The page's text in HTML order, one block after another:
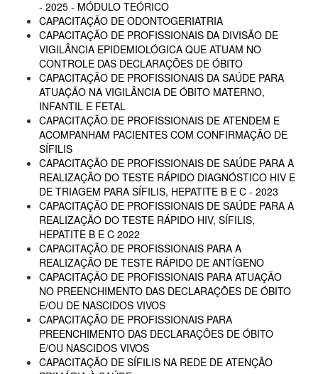
- 2025 - MÓDULO TEÓRICO
CAPACITAÇÃO DE ODONTOGERIATRIA
CAPACITAÇÃO DE PROFISSIONAIS DA DIVISÃO DE
VIGILÂNCIA EPIDEMIOLÓGICA QUE ATUAM NO
CONTROLE DAS DECLARAÇÕES DE ÓBITO
CAPACITAÇÃO DE PROFISSIONAIS DA SAÚDE PARA
ATUAÇÃO NA VIGILÂNCIA DE ÓBITO MATERNO,
INFANTIL E FETAL
CAPACITAÇÃO DE PROFISSIONAIS DE ATENDEM E
ACOMPANHAM PACIENTES COM CONFIRMAÇÃO DE
SÍFILIS
CAPACITAÇÃO DE PROFISSIONAIS DE SAÚDE PARA A
REALIZAÇÃO DO TESTE RÁPIDO DIAGNÓSTICO HIV E
DE TRIAGEM PARA SÍFILIS, HEPATITE B E C - 2023
CAPACITAÇÃO DE PROFISSIONAIS DE SAÚDE PARA A
REALIZAÇÃO DO TESTE RÁPIDO HIV, SÍFILIS,
HEPATITE B E C 2022
CAPACITAÇÃO DE PROFISSIONAIS PARA A
REALIZAÇÃO DE TESTE RÁPIDO DE ANTÍGENO
CAPACITAÇÃO DE PROFISSIONAIS PARA ATUAÇÃO
NO PREENCHIMENTO DAS DECLARAÇÕES DE ÓBITO
E/OU DE NASCIDOS VIVOS
CAPACITAÇÃO DE PROFISSIONAIS PARA
PREENCHIMENTO DAS DECLARAÇÕES DE ÓBITO
E/OU NASCIDOS VIVOS
CAPACITAÇÃO DE SÍFILIS NA REDE DE ATENÇÃO